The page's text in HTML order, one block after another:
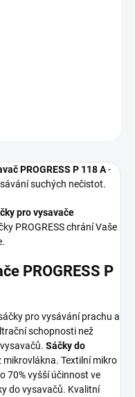
PROGRESS P 118 A-
suchých nečistot.
pro vysavače
PROGRESS chrání Vaše
PROGRESS P
pro vysávání prachu a
schopnosti než
Sáčky do
mikrovlákna. Textilní mikro
70% vyšší účinnost ve
do vysavačů. Kvalitní